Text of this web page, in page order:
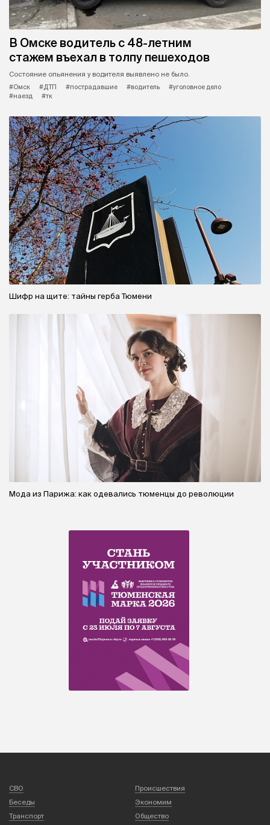
В Омске водитель с 48-летним
стажем въехал в толпу пешеходов
Состояние опьянения у водителя выявлено не было.
#Омск
#ДТП #пострадавшие #водитель
#уголовное дело
#наезд
#тк
Шифр на щите: тайны герба Тюмени
Мода из Парижа: как одевались тюменцы до революции
СВО
Происшествия
Беседы
Экономим
Транспорт
Общество